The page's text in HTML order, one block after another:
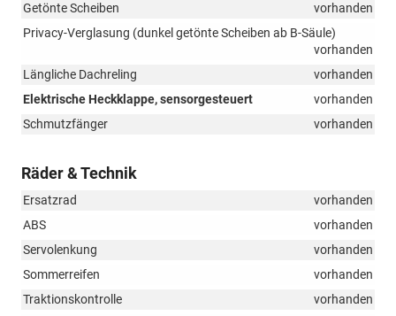
Getönte Scheiben
vorhanden
Privacy-Verglasung (dunkel getönte Scheiben ab B-Säule)
vorhanden
Längliche Dachreling
vorhanden
Elektrische Heckklappe, sensorgesteuert
vorhanden
Schmutzfänger
vorhanden
Räder & Technik
Ersatzrad
vorhanden
ABS
vorhanden
Servolenkung
vorhanden
Sommerreifen
vorhanden
Traktionskontrolle
vorhanden